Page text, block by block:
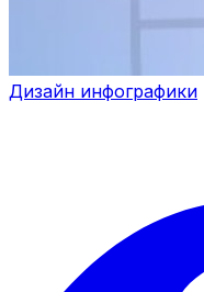
Дизайн инфографики